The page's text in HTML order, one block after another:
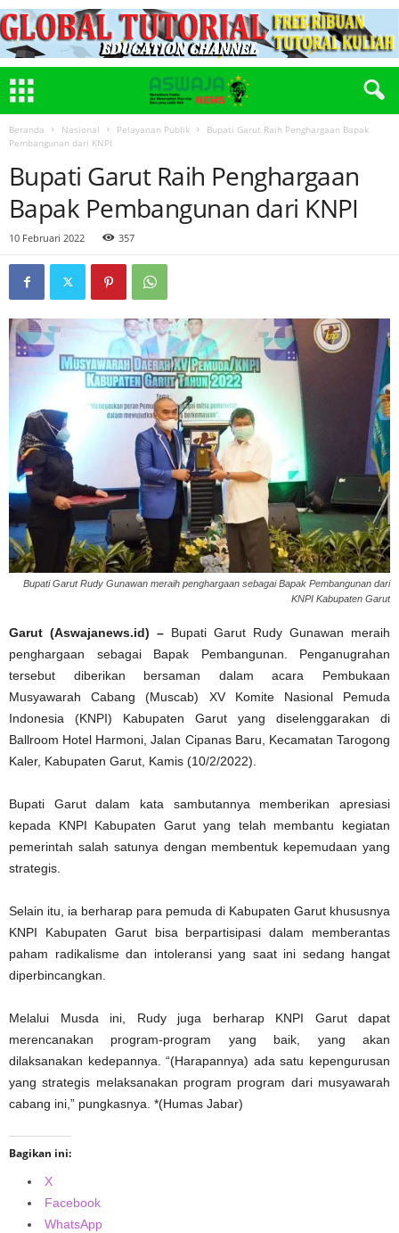
Beranda Nasional Pelayanan Publik
Bupati Garut Raih Penghargaan Bapak
Pembangunan dari KNPI
Bupati Garut Raih Penghargaan
Bapak Pembangunan dari KNPI
10 Februari 2022 357
Bupati Garut Rudy Gunawan meraih penghargaan sebagai Bapak Pembangunan dari
KNPI Kabupaten Garut
Garut (Aswajanews.id) – Bupati Garut Rudy Gunawan meraih
penghargaan sebagai Bapak Pembangunan. Penganugrahan
tersebut diberikan bersaman dalam acara Pembukaan
Musyawarah Cabang (Muscab) XV Komite Nasional Pemuda
Indonesia (KNPI) Kabupaten Garut yang diselenggarakan di
Ballroom Hotel Harmoni, Jalan Cipanas Baru, Kecamatan Tarogong
Kaler, Kabupaten Garut, Kamis (10/2/2022).
Bupati Garut dalam kata sambutannya memberikan apresiasi
kepada KNPI Kabupaten Garut yang telah membantu kegiatan
pemerintah salah satunya dengan membentuk kepemudaan yang
strategis.
Selain itu, ia berharap para pemuda di Kabupaten Garut khususnya
KNPI Kabupaten Garut bisa berpartisipasi dalam memberantas
paham radikalisme dan intoleransi yang saat ini sedang hangat
diperbincangkan.
Melalui Musda ini, Rudy juga berharap KNPI Garut dapat
merencanakan program-program yang baik, yang akan
dilaksanakan kedepannya. “(Harapannya) ada satu kepengurusan
yang strategis melaksanakan program program dari musyawarah
cabang ini,” pungkasnya. *(Humas Jabar)
Bagikan ini:
X
Facebook
WhatsApp